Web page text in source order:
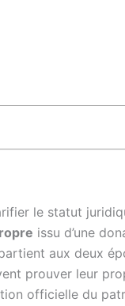
le statut
issu d’une
aux deux
prouver leur
officielle du